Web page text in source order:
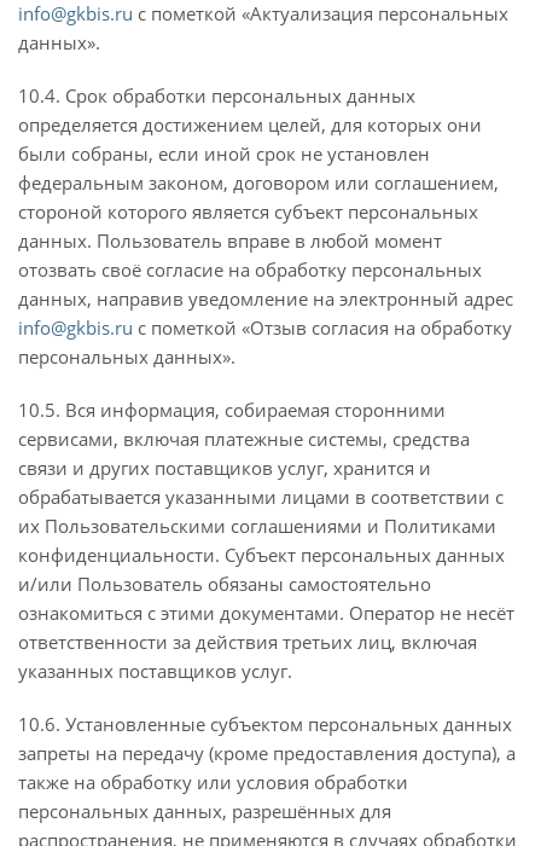
info@gkbis.ru с пометкой «Актуализация персональных
данных».
10.4. Срок обработки персональных данных
определяется достижением целей, для которых они
были собраны, если иной срок не установлен
федеральным законом, договором или соглашением,
стороной которого является субъект персональных
данных. Пользователь вправе в любой момент
отозвать своё согласие на обработку персональных
данных, направив уведомление на электронный адрес
info@gkbis.ru с пометкой «Отзыв согласия на обработку
персональных данных».
10.5. Вся информация, собираемая сторонними
сервисами, включая платежные системы, средства
связи и других поставщиков услуг, хранится и
обрабатывается указанными лицами в соответствии с
их Пользовательскими соглашениями и Политиками
конфиденциальности. Субъект персональных данных
и/или Пользователь обязаны самостоятельно
ознакомиться с этими документами. Оператор не несёт
ответственности за действия третьих лиц, включая
указанных поставщиков услуг.
10.6. Установленные субъектом персональных данных
запреты на передачу (кроме предоставления доступа), а
также на обработку или условия обработки
персональных данных, разрешённых для
распространения, не применяются в случаях обработки